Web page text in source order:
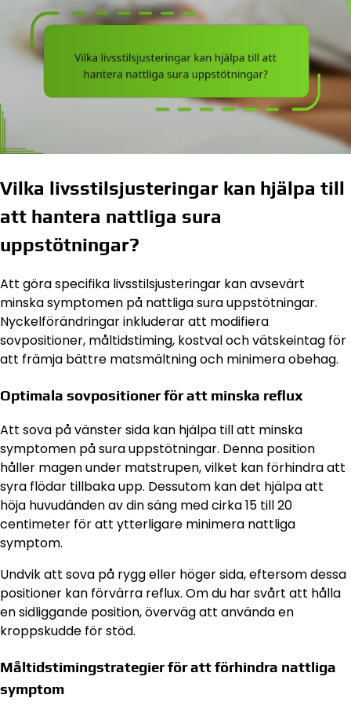
Vilka livsstilsjusteringar kan hjälpa till
att hantera nattliga sura
uppstötningar?
Att göra specifika livsstilsjusteringar kan avsevärt
minska symptomen på nattliga sura uppstötningar.
Nyckelförändringar inkluderar att modifiera
sovpositioner, måltidstiming, kostval och vätskeintag för
att främja bättre matsmältning och minimera obehag.
Optimala sovpositioner för att minska reflux
Att sova på vänster sida kan hjälpa till att minska
symptomen på sura uppstötningar. Denna position
håller magen under matstrupen, vilket kan förhindra att
syra flödar tillbaka upp. Dessutom kan det hjälpa att
höja huvudänden av din säng med cirka 15 till 20
centimeter för att ytterligare minimera nattliga
symptom.
Undvik att sova på rygg eller höger sida, eftersom dessa
positioner kan förvärra reflux. Om du har svårt att hålla
en sidliggande position, överväg att använda en
kroppskudde för stöd.
Måltidstimingstrategier för att förhindra nattliga
symptom